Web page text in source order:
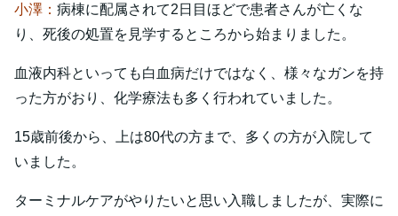
小澤： 病棟に配属されて2日目ほどで患者さんが亡くな
り、死後の処置を見学するところから始まりました。
血液内科といっても白血病だけではなく、様々なガンを持
った方がおり、化学療法も多く行われていました。
15歳前後から、上は80代の方まで、多くの方が入院して
いました。
ターミナルケアがやりたいと思い入職しましたが、実際に